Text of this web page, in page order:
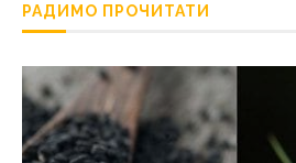
РАДИМО ПРОЧИТАТИ